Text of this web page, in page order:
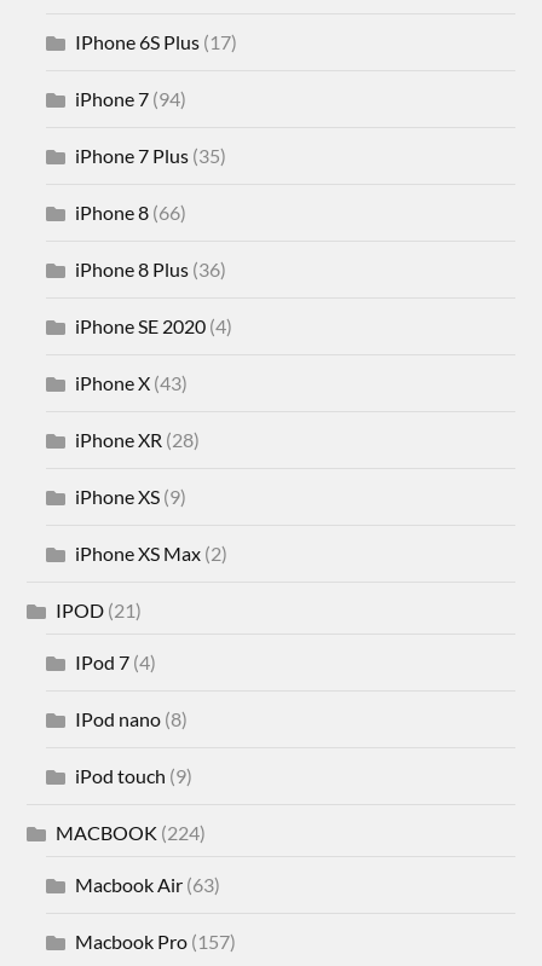
IPhone 6S Plus (17)
iPhone 7 (94)
iPhone 7 Plus (35)
iPhone 8 (66)
iPhone 8 Plus (36)
iPhone SE 2020 (4)
iPhone X (43)
iPhone XR (28)
iPhone XS (9)
iPhone XS Max (2)
IPOD (21)
IPod 7 (4)
IPod nano (8)
iPod touch (9)
MACBOOK (224)
Macbook Air (63)
Macbook Pro (157)